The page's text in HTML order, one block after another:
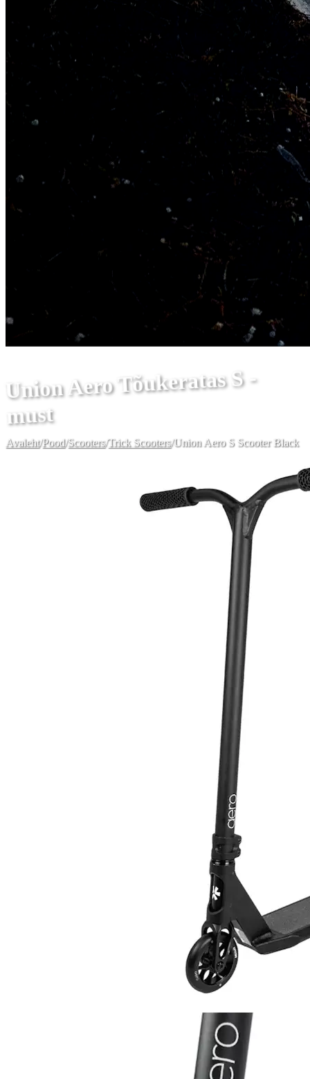
Union Aero Tõukeratas S -
must
Avaleht/Pood/Scooters/Trick Scooters/Union Aero S Scooter Black